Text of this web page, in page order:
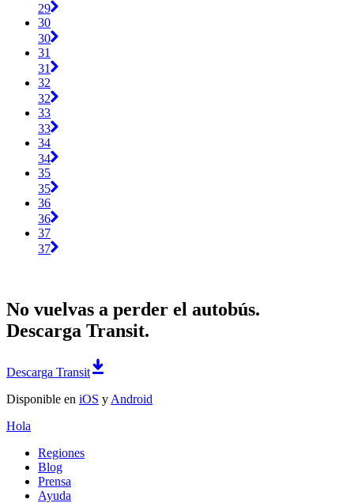
29
30
30
31
31
32
32
33
33
34
34
35
35
36
36
37
37
No vuelvas a perder el autobús.
Descarga Transit.
Descarga Transit
Disponible en iOS y Android
Hola
Regiones
Blog
Prensa
Ayuda